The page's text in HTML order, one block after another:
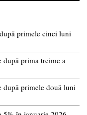
primele cinci luni
prima treime a
primele două luni